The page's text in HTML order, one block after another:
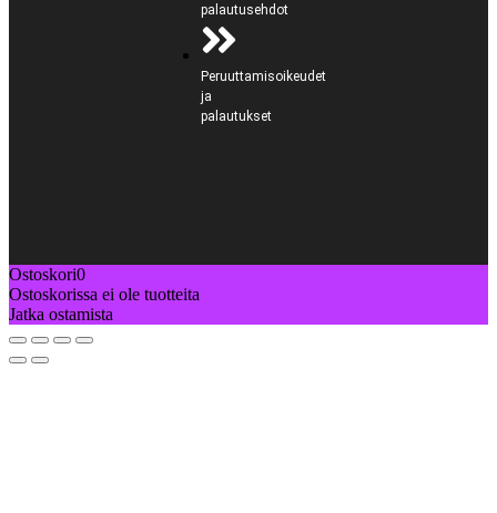
palautusehdot
Peruuttamisoikeudet
ja
palautukset
Ostoskori0
Ostoskorissa ei ole tuotteita
Jatka ostamista